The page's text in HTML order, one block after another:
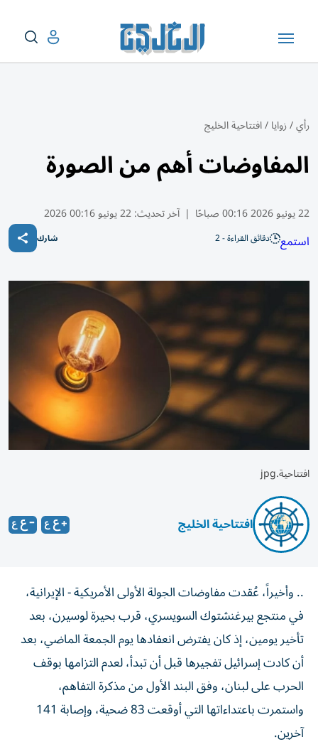
رأي/زوايا/افتتاحية الخليج
المفاوضات أهم من الصورة
22 يونيو 2026 00:16 صباحًا | آخر تحديث:22 يونيو 00:16 2026
استمع دقائق القراءة - 2 شارك
افتتاحية.jpg
افتتاحية الخليج
.. وأخيراً، عُقدت مفاوضات الجولة الأولى الأمريكية - الإيرانية،
في منتجع بيرغنشتوك السويسري، قرب بحيرة لوسيرن، بعد
تأخير يومين، إذ كان يفترض انعفادها يوم الجمعة الماضي، بعد
أن كادت إسرائيل تفجيرها قبل أن تبدأ، لعدم التزامها بوقف
الحرب على لبنان، وفق البند الأول من مذكرة التفاهم،
واستمرت باعتداءاتها التي أوقعت 83 ضحية، وإصابة 141
آخرين.